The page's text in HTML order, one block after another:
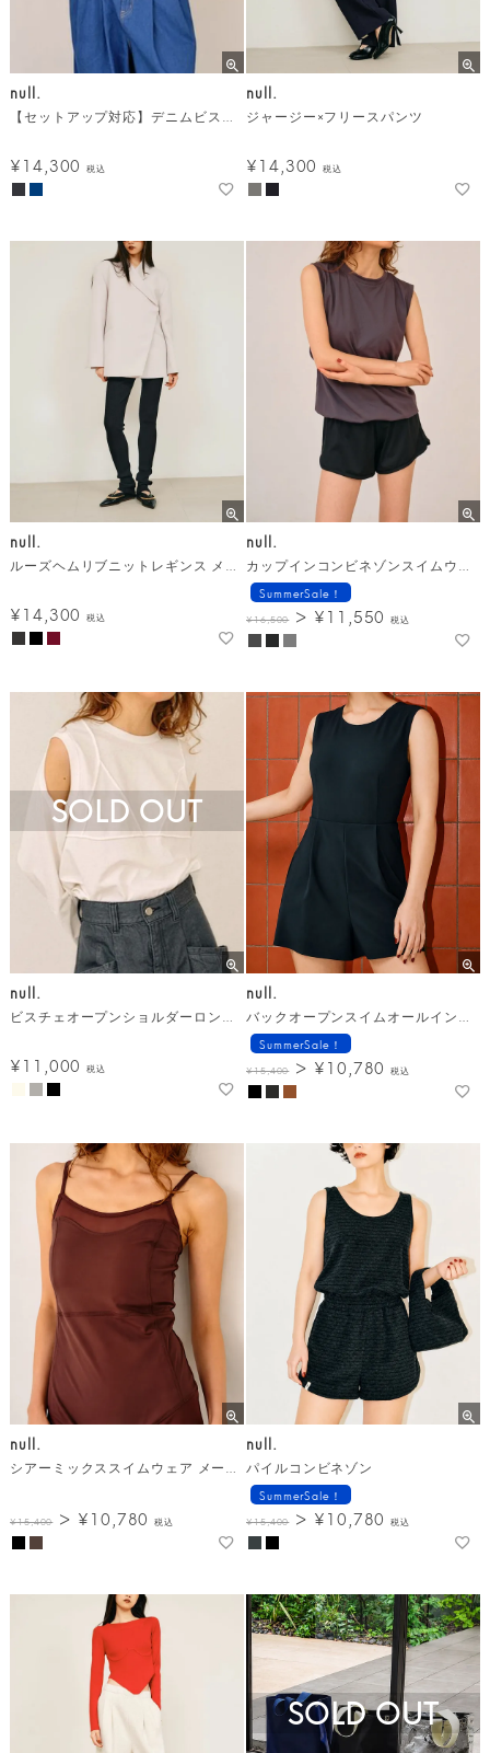
null.
【セットアップ対応】デニムビスチェ メール便
¥14,300 税込
null.
ジャージー×フリースパンツ
¥14,300 税込
null.
ルーズヘムリブニットレギンス メール便
¥14,300 税込
null.
カップインコンビネゾンスイムウェア メール便
SummerSale！
¥16,500 ¥11,550 税込
null.
ビスチェオープンショルダーロングＴシャツ
¥11,000 税込
SOLD OUT
null.
バックオープンスイムオールインワン メール便
SummerSale！
¥15,400 ¥10,780 税込
null.
シアーミックススイムウェア メール便
¥15,400 ¥10,780 税込
null.
パイルコンビネゾン
SummerSale！
¥15,400 ¥10,780 税込
SOLD OUT